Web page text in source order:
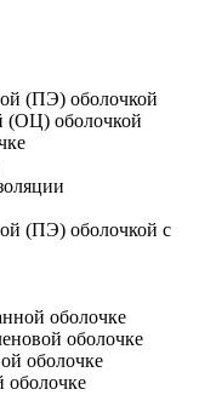
(ПЭ) оболочкой
(ОЦ) оболочкой
(ПЭ) оболочкой с
оболочке
оболочке
оболочке